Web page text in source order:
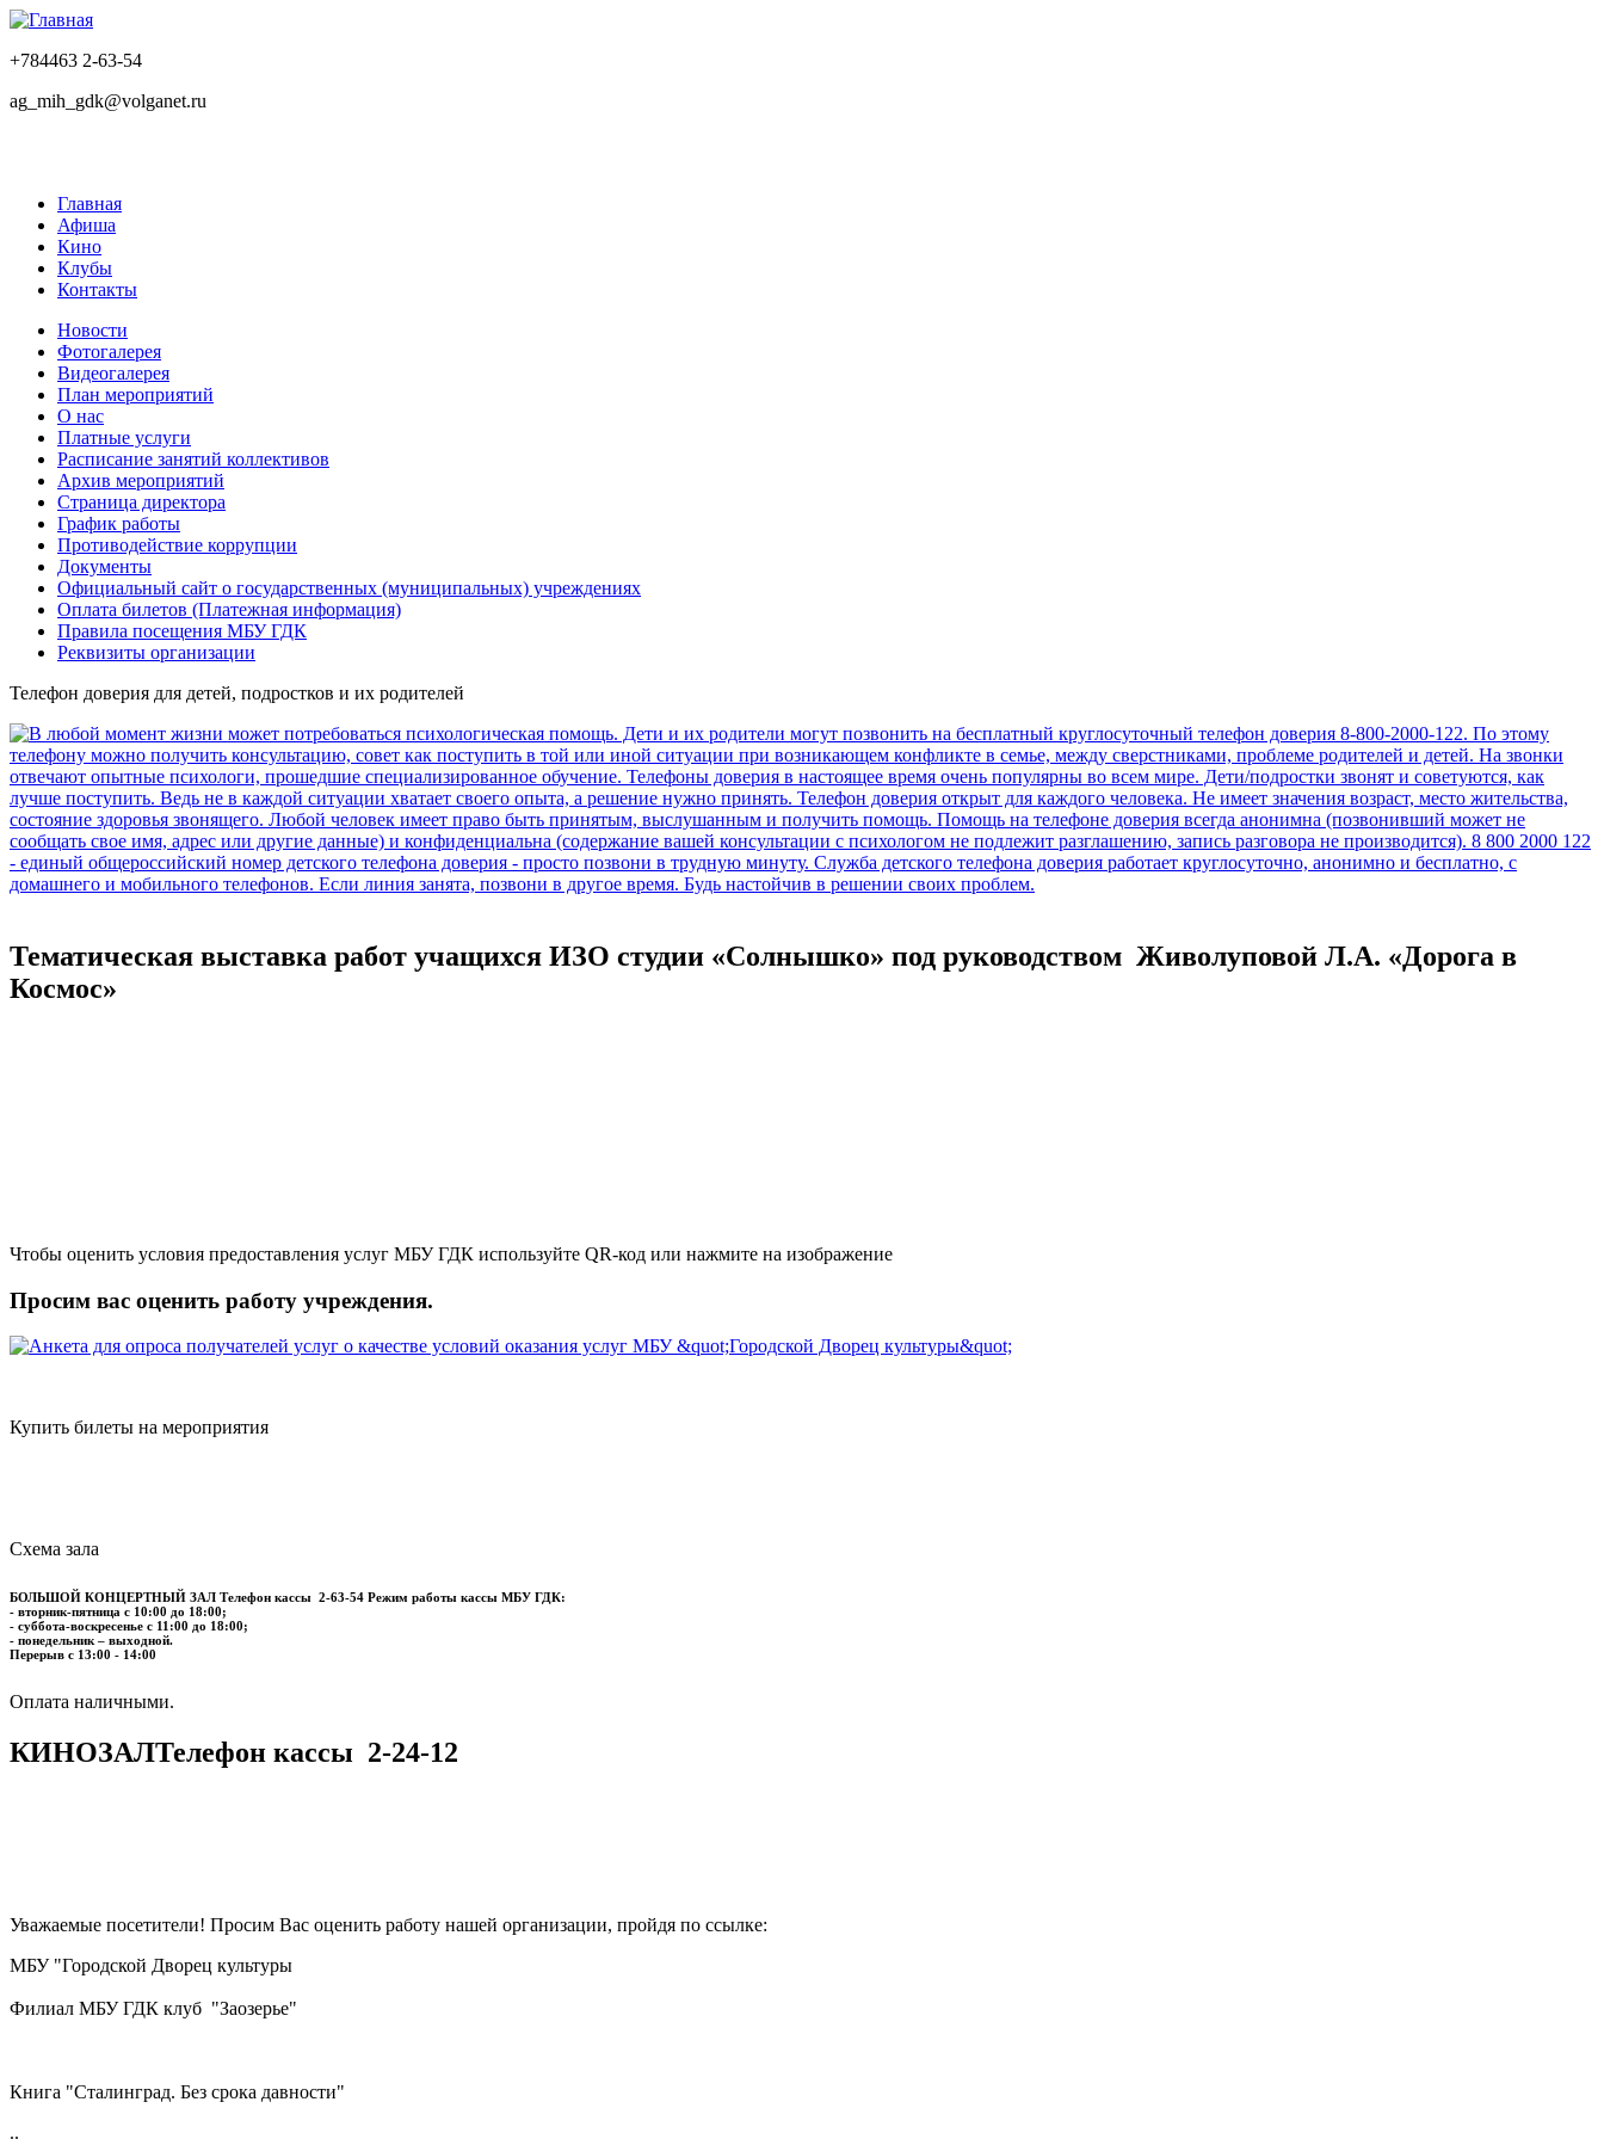
+784463 2-63-54
ag_mih_gdk@volganet.ru
Главная
Афиша
Кино
Клубы
Контакты
Новости
Фотогалерея
Видеогалерея
План мероприятий
О нас
Платные услуги
Расписание занятий коллективов
Архив мероприятий
Страница директора
График работы
Противодействие коррупции
Документы
Официальный сайт о государственных (муниципальных) учреждениях
Оплата билетов (Платежная информация)
Правила посещения МБУ ГДК
Реквизиты организации
Телефон доверия для детей, подростков и их родителей
Тематическая выставка работ учащихся ИЗО студии «Солнышко» под руководством Живолуповой Л.А. «Дорога в
Космос»
Чтобы оценить условия предоставления услуг МБУ ГДК используйте QR-код или нажмите на изображение
Просим вас оценить работу учреждения.
Купить билеты на мероприятия
Схема зала
БОЛЬШОЙ КОНЦЕРТНЫЙ ЗАЛ Телефон кассы 2-63-54 Режим работы кассы МБУ ГДК:
- вторник-пятница с 10:00 до 18:00;
- суббота-воскресенье с 11:00 до 18:00;
- понедельник – выходной.
Перерыв с 13:00 - 14:00
​​​​​​​Оплата наличными.
КИНОЗАЛТелефон кассы 2-24-12
Уважаемые посетители! Просим Вас оценить работу нашей организации, пройдя по ссылке:
МБУ "Городской Дворец культуры
Филиал МБУ ГДК клуб "Заозерье"
Книга "Сталинград. Без срока давности"
..